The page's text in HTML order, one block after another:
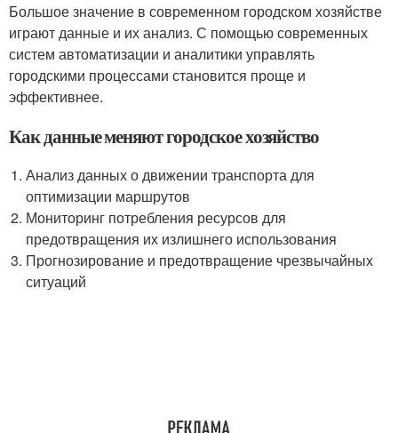
Большое значение в современном городском хозяйстве
играют данные и их анализ. С помощью современных
систем автоматизации и аналитики управлять
городскими процессами становится проще и
эффективнее.
Как данные меняют городское хозяйство
Анализ данных о движении транспорта для
оптимизации маршрутов
Мониторинг потребления ресурсов для
предотвращения их излишнего использования
Прогнозирование и предотвращение чрезвычайных
ситуаций